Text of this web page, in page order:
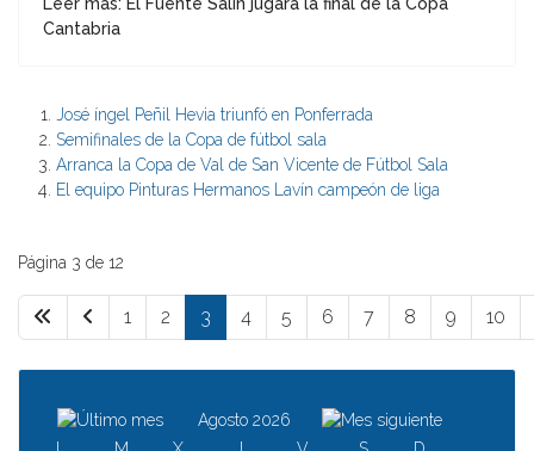
Cantabria
José íngel Peñil Hevia triunfó en Ponferrada
Semifinales de la Copa de fútbol sala
Arranca la Copa de Val de San Vicente de Fútbol Sala
El equipo Pinturas Hermanos Laví­n campeón de liga
Página 3 de 12
1 2 3 4 5 6 7 8 9 10
Agosto 2026